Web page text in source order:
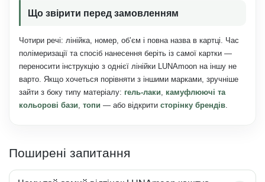
Що звірити перед замовленням
Чотири речі: лінійка, номер, об’єм і повна назва в картці. Час
полімеризації та спосіб нанесення беріть із самої картки —
переносити інструкцію з однієї лінійки LUNAmoon на іншу не
варто. Якщо хочеться порівняти з іншими марками, зручніше
зайти з боку типу матеріалу: гель-лаки, камуфлюючі та
кольорові бази,топи — або відкритисторінку брендів.
Поширені запитання